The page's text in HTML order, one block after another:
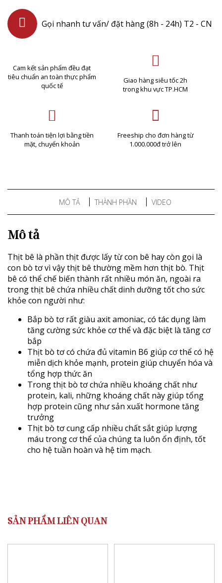
Gọi nhanh tư vấn/ đặt hàng (8h - 24h) T2 - CN
Cam kết sản phẩm đều đạt
tiêu chuẩn an toàn thực phẩm
quốc tế
Giao hàng siêu tốc 2h
trong khu vực TP.HCM
Thanh toán tiện lợi bằng tiền
mặt, chuyển khoản
Freeship cho đơn hàng từ
1.000.000đ trở lên
MÔ TẢ THÀNH PHẦN VIDEO
Mô tả
Thịt bê là phần thịt được lấy từ con bê hay còn gọi là
con bò tơ vì vậy thịt bê thường mềm hơn thịt bò. Thịt
bê có thể chế biến thành rất nhiều món ăn, ngoài ra
trong thịt bê chứa nhiều chất dinh dưỡng tốt cho sức
khỏe con người như:
Bắp bò tơ rất giàu axit amoniac, có tác dụng làm
tăng cường sức khỏe cơ thể và đặc biệt là tăng cơ
bắp
Thịt bò tơ có chứa đủ vitamin B6 giúp cơ thể có hệ
miễn dịch khỏe mạnh, protein giúp chuyển hóa và
tổng hợp thức ăn
Trong thịt bò tơ chứa nhiều khoáng chất như
protein, kali, những khoáng chất này giúp tổng
hợp protein cũng như sản xuất hormone tăng
trưởng
Thịt bò tơ cung cấp nhiều chất sắt giúp lượng
máu trong cơ thể của chúng ta luôn ổn định, tốt
cho hệ tuần hoàn và hệ tim mạch.
SẢN PHẨM LIÊN QUAN